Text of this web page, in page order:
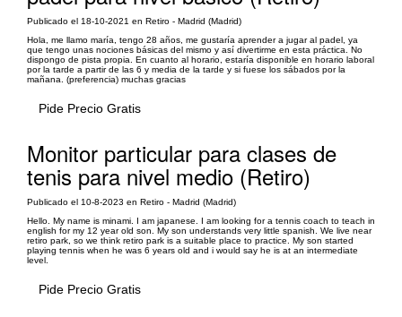
Publicado el 18-10-2021 en Retiro - Madrid (Madrid)
Hola, me llamo maría, tengo 28 años, me gustaría aprender a jugar al padel, ya
que tengo unas nociones básicas del mismo y así divertirme en esta práctica. No
dispongo de pista propia. En cuanto al horario, estaría disponible en horario laboral
por la tarde a partir de las 6 y media de la tarde y si fuese los sábados por la
mañana. (preferencia) muchas gracias
Pide Precio Gratis
Monitor particular para clases de
tenis para nivel medio (Retiro)
Publicado el 10-8-2023 en Retiro - Madrid (Madrid)
Hello. My name is minami. I am japanese. I am looking for a tennis coach to teach in
english for my 12 year old son. My son understands very little spanish. We live near
retiro park, so we think retiro park is a suitable place to practice. My son started
playing tennis when he was 6 years old and i would say he is at an intermediate
level.
Pide Precio Gratis